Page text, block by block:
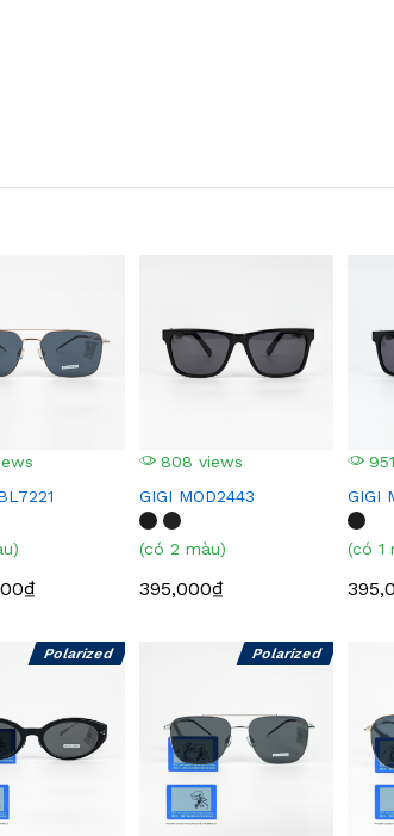
808 views
GIGI MOD2443
(có 2 màu)
395,000₫
GIGI
(có 1
Polarized Polarized